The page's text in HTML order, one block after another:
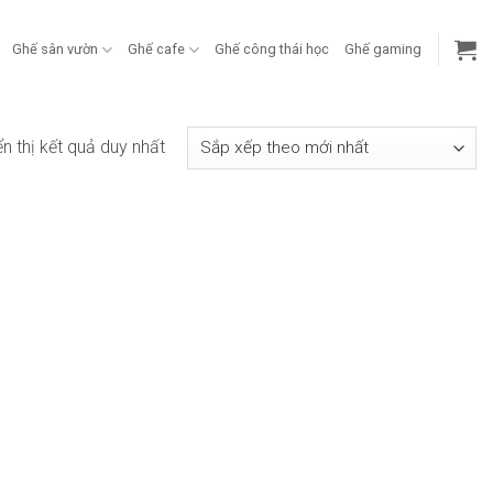
Ghế sân vườn Ghế cafe Ghế công thái học Ghế gaming
thị kết quả duy nhất